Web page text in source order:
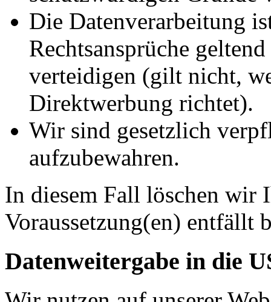
Die Datenverarbeitung
Rechtsansprüche
verteidigen (gilt nicht,
Direktwerbung richtet).
Wir sind gesetzlich
aufzubewahren.
In diesem Fall löschen wir
Voraussetzung(en) entfällt
Datenweitergabe in die